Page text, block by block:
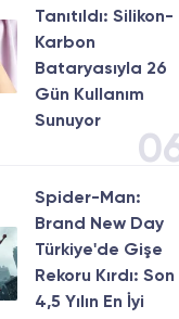
Tanıtıldı: Silikon-
Karbon
Bataryasıyla 26
Gün Kullanım
Sunuyor
Spider-Man:
Brand New Day
Türkiye'de Gişe
Rekoru Kırdı: Son
4,5 Yılın En İyi